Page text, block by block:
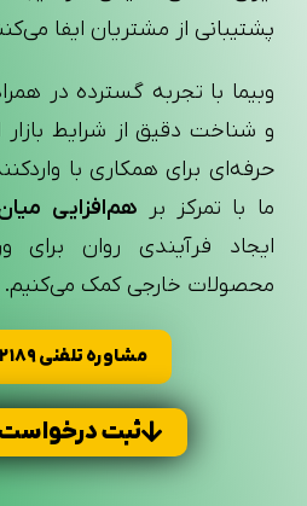
پشتیبانی از مشتریان ایفا
وبیما با تجربه گسترده در
و شناخت دقیق از شرایط
حرفه‌ای برای همکاری با
ما با تمرکز بر هم‌افزایی
ایجاد فرآیندی روان برای
محصولات خارجی کمک می‌کنیم.
مشاوره تلفنی ۰۲۱۶۶۵۳۲۱۸۹
ثبت